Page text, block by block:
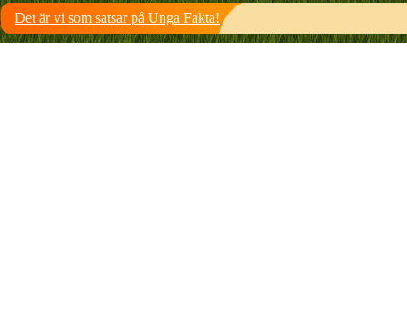
Det är vi som satsar på Unga Fakta!